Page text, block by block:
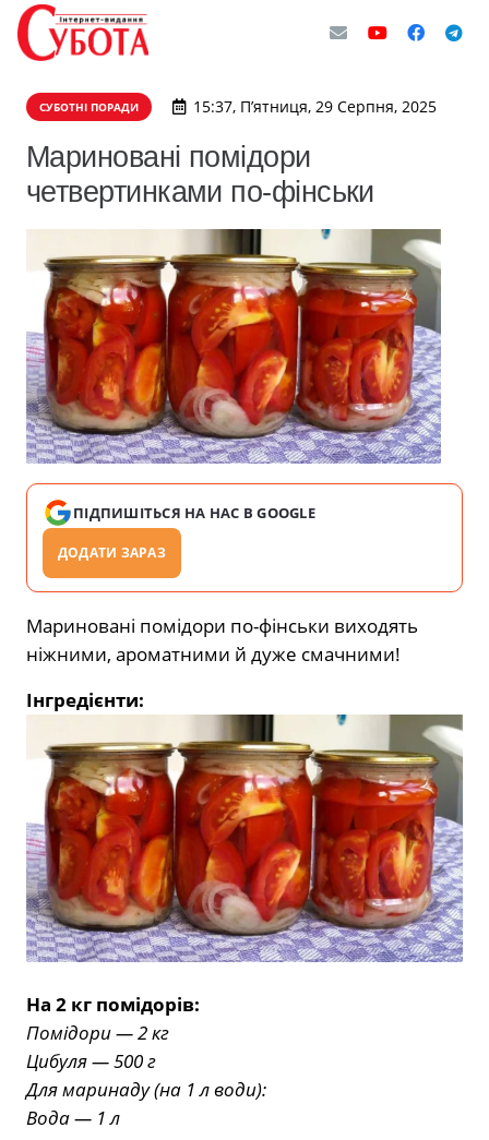
СУБОТНІ ПОРАДИ 15:37, П’ятниця, 29 Серпня, 2025
Мариновані помідори
четвертинками по-фінськи
ПІДПИШІТЬСЯ НА НАС В GOOGLE
ДОДАТИ ЗАРАЗ
Мариновані помідори по-фінськи виходять
ніжними, ароматними й дуже смачними!
Інгредієнти:
На 2 кг помідорів:
Помідори — 2 кг
Цибуля — 500 г
Для маринаду (на 1 л води):
Вода — 1 л